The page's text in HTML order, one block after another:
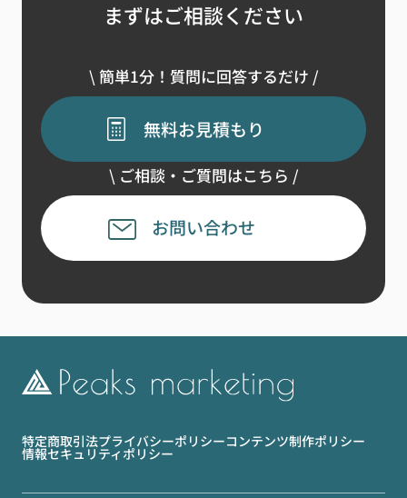
まずはご相談ください
\ 簡単1分！質問に回答するだけ /
無料お見積もり
\ ご相談・ご質問はこちら /
お問い合わせ
特定商取引法プライバシーポリシーコンテンツ制作ポリシー
情報セキュリティポリシー